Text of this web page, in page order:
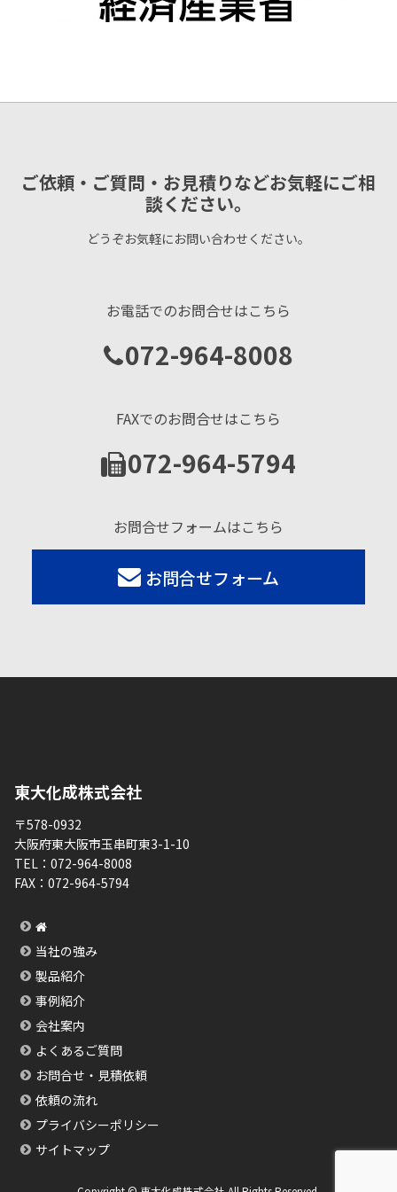
ご依頼・ご質問・お見積りなどお気軽にご相
談ください。
どうぞお気軽にお問い合わせください。
お電話でのお問合せはこちら
072-964-8008
FAXでのお問合せはこちら
072-964-5794
お問合せフォームはこちら
お問合せフォーム
東大化成株式会社
〒578-0932
大阪府東大阪市玉串町東3-1-10
TEL： 072-964-8008
FAX： 072-964-5794
当社の強み
製品紹介
事例紹介
会社案内
よくあるご質問
お問合せ・見積依頼
依頼の流れ
プライバシーポリシー
サイトマップ